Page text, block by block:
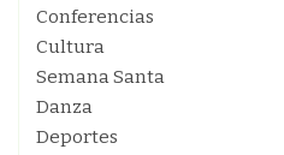
Conferencias
Cultura
Semana Santa
Danza
Deportes